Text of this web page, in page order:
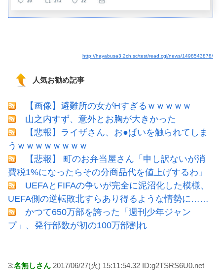
http://hayabusa3.2ch.sc/test/read.cgi/news/1498543878/
人気お勧め記事
【画像】避難所の女がHすぎるｗｗｗｗｗ
山之内すず、意外とお胸が大きかった
【悲報】ライザさん、お●ぱいを触られてしま
うｗｗｗｗｗｗｗｗ
【悲報】 町のお弁当屋さん「申し訳ないが消
費税1%になったらその分商品代を値上げするわ」
UEFAとFIFAの争いが完全に泥沼化した模様、
UEFA側の逆転敗北すらあり得るような情勢に……
かつて650万部を誇った「週刊少年ジャン
プ」、発行部数が初の100万部割れ
3:名無しさん 2017/06/27(火) 15:11:54.32 ID:g2TSRS6U0.net